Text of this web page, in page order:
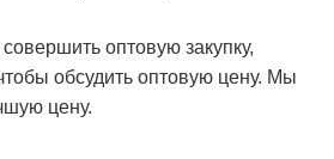
оптовую закупку,
обсудить оптовую цену. Мы
цену.